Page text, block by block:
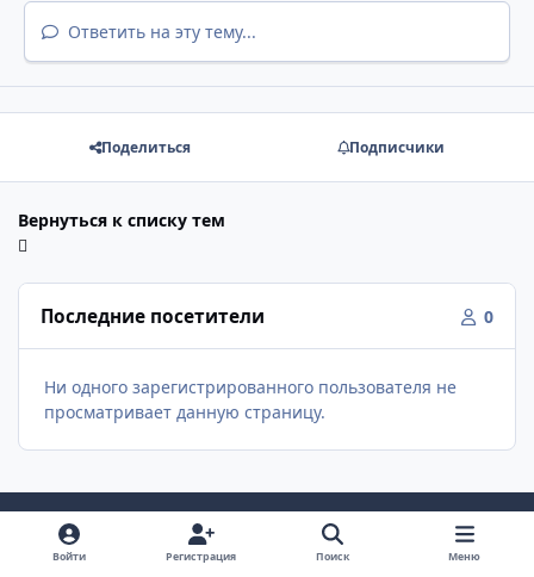
Ответить на эту тему...
Поделиться Подписчики
Вернуться к списку тем
Последние посетители 0
Ни одного зарегистрированного пользователя не
просматривает данную страницу.
Светлый режим
Темный режим
Как в системе v
Войти Регистрация Поиск Меню